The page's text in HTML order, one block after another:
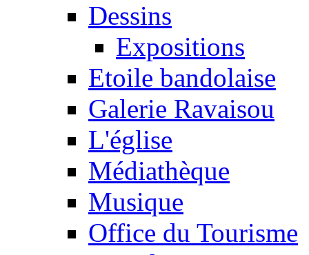
Dessins
Expositions
Etoile bandolaise
Galerie Ravaisou
L'église
Médiathèque
Musique
Office du Tourisme